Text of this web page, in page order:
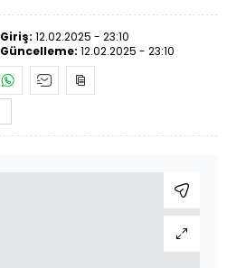
Giriş: 12.02.2025 - 23:10
Güncelleme: 12.02.2025 - 23:10